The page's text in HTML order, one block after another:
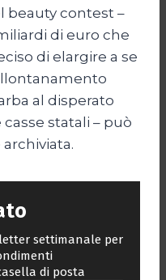
beauty contest –
di euro che
di elargire a se
al disperato
statali – può
settimanale per
di posta